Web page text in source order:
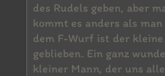
des Rudels geben, aber
kommt es anders als
dem F-Wurf ist der kleine
geblieben. Ein ganz
kleiner Mann, der uns